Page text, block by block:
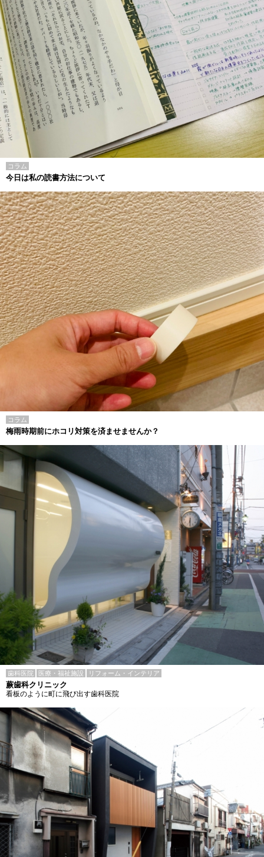
コラム
今日は私の読書方法について
コラム
梅雨時期前にホコリ対策を済ませませんか？
歯科医院 医療・福祉施設 リフォーム・インテリア
蕨歯科クリニック
看板のように町に飛び出す歯科医院